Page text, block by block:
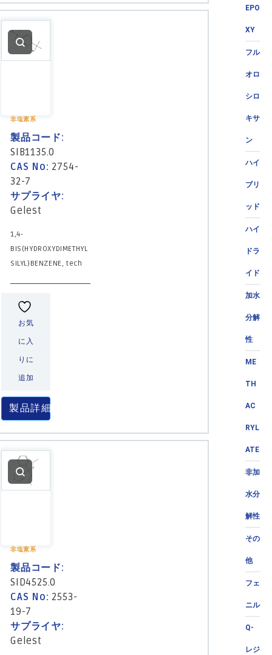
EPO
XY
フル
オロ
シロ
キサ
ン
ハイ
ブリ
ッド
ハイ
ドラ
イド
加水
分解
性
ME
TH
AC
RYL
ATE
非加
水分
解性
その
他
フェ
ニル
Q-
レジ
非塩素系
製品コード:
SIB1135.0
CAS No: 2754-
32-7
サプライヤ:
Gelest
1,4-
BIS(HYDROXYDIMETHYL
SILYL)BENZENE, tech
お気
に入
りに
追加
製品詳細
非塩素系
製品コード:
SID4525.0
CAS No: 2553-
19-7
サプライヤ:
Gelest